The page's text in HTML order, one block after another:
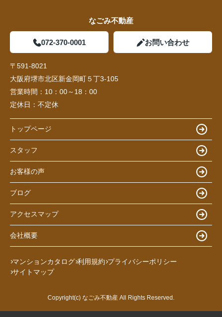
なごみ不動産
072-370-0001 お問い合わせ
〒591-8021
大阪府堺市北区新金岡町５丁3-105
営業時間： 10：00～18：00
定休日： 不定休
トップページ
スタッフ
お客様の声
ブログ
アクセスマップ
会社概要
マンションカタログ 利用規約 プライバシーポリシー
サイトマップ
Copyright(c) なごみ不動産 All Rights Reserved.